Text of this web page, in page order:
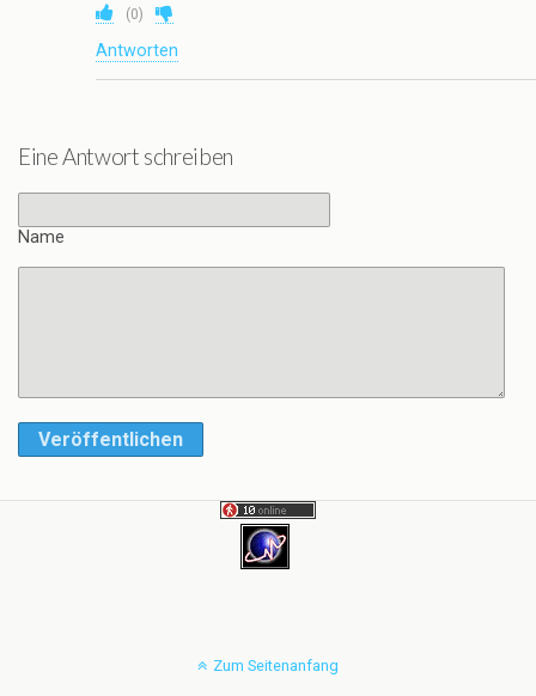
(0)
Antworten
Eine Antwort schreiben
Name
Veröffentlichen
Zum Seitenanfang